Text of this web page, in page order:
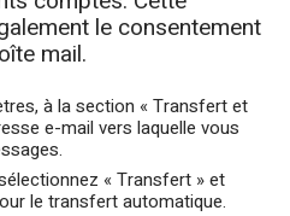
le consentement
mail.
à la section « Transfert et
e-mail vers laquelle vous
« Transfert » et
le transfert automatique.